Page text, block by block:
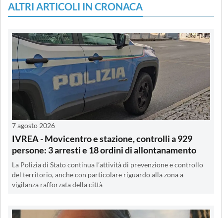
ALTRI ARTICOLI IN CRONACA
7 agosto 2026
IVREA - Movicentro e stazione, controlli a 929
persone: 3 arresti e 18 ordini di allontanamento
La Polizia di Stato continua l’attività di prevenzione e controllo
del territorio, anche con particolare riguardo alla zona a
vigilanza rafforzata della città